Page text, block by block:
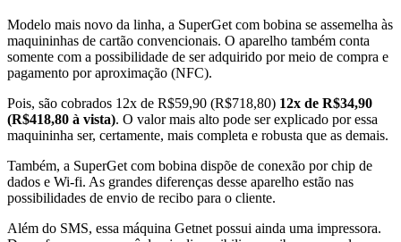
Modelo mais novo da linha, a SuperGet com bobina se assemelha às
maquininhas de cartão convencionais. O aparelho também conta
somente com a possibilidade de ser adquirido por meio de compra e
pagamento por aproximação (NFC).
Pois, são cobrados 12x de R$59,90 (R$718,80) 12x de R$34,90
(R$418,80 à vista). O valor mais alto pode ser explicado por essa
maquininha ser, certamente, mais completa e robusta que as demais.
Também, a SuperGet com bobina dispõe de conexão por chip de
dados e Wi-fi. As grandes diferenças desse aparelho estão nas
possibilidades de envio de recibo para o cliente.
Além do SMS, essa máquina Getnet possui ainda uma impressora.